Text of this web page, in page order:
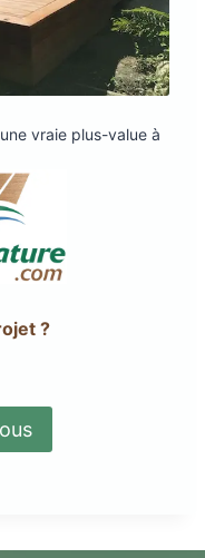
vraie plus-value à
?